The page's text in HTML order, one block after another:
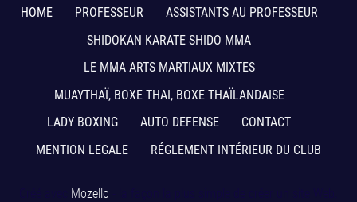
HOME PROFESSEUR
ASSISTANTS AU PROFESSEUR
SHIDOKAN KARATE SHIDO MMA
LE MMA ARTS MARTIAUX MIXTES
MUAYTHAÏ, BOXE THAI, BOXE THAÏLANDAISE
LADY BOXING
AUTO DEFENSE
CONTACT
MENTION LEGALE
RÉGLEMENT INTÉRIEUR DU CLUB
Mozello